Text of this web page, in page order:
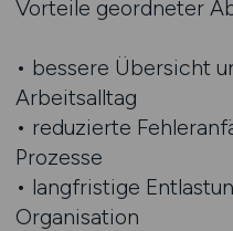
Vorteile geordneter
• bessere Übersicht
Arbeitsalltag
• reduzierte
Prozesse
• langfristige
Organisation